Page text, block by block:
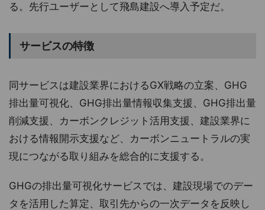
る。先行ユーザーとして飛島建設へ導入予定だ。
サービスの特徴
同サービスは建設業界におけるGX戦略の立案、GHG
排出量可視化、GHG排出量情報収集支援、GHG排出量
削減支援、カーボンクレジット活用支援、建設業界に
おける情報開示支援など、カーボンニュートラルの実
現につながる取り組みを総合的に支援する。
GHGの排出量可視化サービスでは、建設現場でのデー
タを活用した算定、取引先からの一次データを反映し